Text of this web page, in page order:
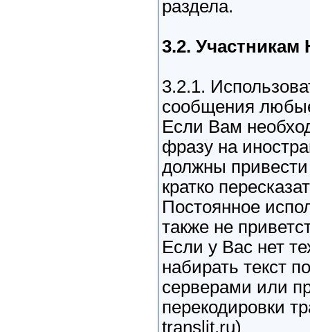
раздела.
3.2.
3.2.1.
сообщения
Если Вам
фразу на
должны
кратко
Постоянное
также не
Если у Вас нет
набирать текст
серверами или
перекодировки
translit.ru)